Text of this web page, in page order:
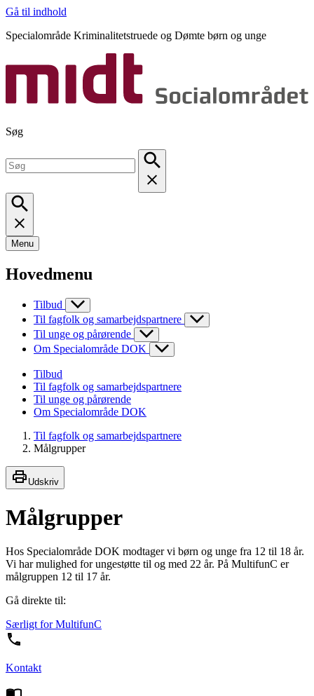
Gå til indhold
Specialområde Kriminalitetstruede og Dømte børn og unge
Søg
Menu
Hovedmenu
Tilbud
Til fagfolk og samarbejdspartnere
Til unge og pårørende
Om Specialområde DOK
Tilbud
Til fagfolk og samarbejdspartnere
Til unge og pårørende
Om Specialområde DOK
Til fagfolk og samarbejdspartnere
Målgrupper
Udskriv
Målgrupper
Hos Specialområde DOK modtager vi børn og unge fra 12 til 18 år.
Vi har mulighed for ungestøtte til og med 22 år. På MultifunC er
målgruppen 12 til 17 år.
Gå direkte til:
Særligt for MultifunC
Kontakt